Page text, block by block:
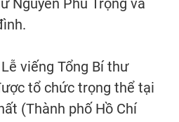
Nguyễn Phú Trọng và
viếng Tổng Bí thư
tổ chức trọng thể tại
(Thành phố Hồ Chí